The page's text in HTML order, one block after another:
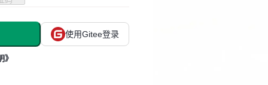
使用Gitee登录
》